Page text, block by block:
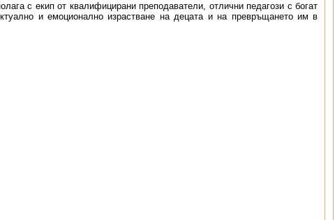
с екип от квалифицирани преподаватели, отлични педагози с богат
и емоционално израстване на децата и на превръщането им в